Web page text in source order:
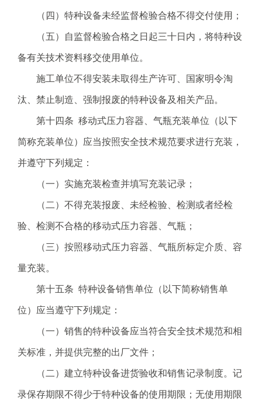
（四）特种设备未经监督检验合格不得交付使用；
（五）自监督检验合格之日起三十日内，将特种设
备有关技术资料移交使用单位。
施工单位不得安装未取得生产许可、国家明令淘
汰、禁止制造、强制报废的特种设备及相关产品。
第十四条 移动式压力容器、气瓶充装单位（以下
简称充装单位）应当按照安全技术规范要求进行充装，
并遵守下列规定：
（一）实施充装检查并填写充装记录；
（二）不得充装报废、未经检验、检测或者经检
验、检测不合格的移动式压力容器、气瓶；
（三）按照移动式压力容器、气瓶所标定介质、容
量充装。
第十五条 特种设备销售单位（以下简称销售单
位）应当遵守下列规定：
（一）销售的特种设备应当符合安全技术规范和相
关标准，并提供完整的出厂文件；
（二）建立特种设备进货验收和销售记录制度。记
录保存期限不得少于特种设备的使用期限；无使用期限